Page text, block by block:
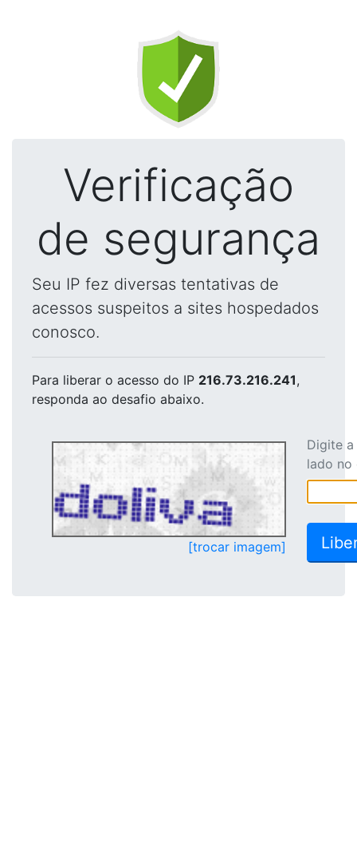
Verificação
de segurança
Seu IP fez diversas tentativas de
acessos suspeitos a sites hospedados
conosco.
Para liberar o acesso do IP 216.73.216.241,
responda ao desafio abaixo.
[trocar imagem]
Digite
lado no